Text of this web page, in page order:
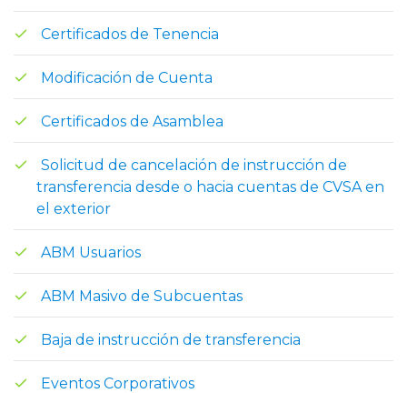
Certificados de Tenencia
Modificación de Cuenta
Certificados de Asamblea
Solicitud de cancelación de instrucción de
transferencia desde o hacia cuentas de CVSA en
el exterior
ABM Usuarios
ABM Masivo de Subcuentas
Baja de instrucción de transferencia
Eventos Corporativos